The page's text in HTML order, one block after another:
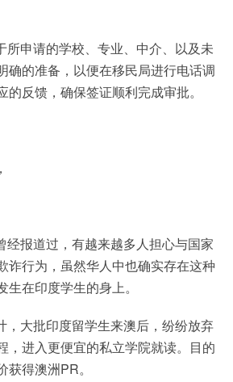
所申请的学校、专业、中介、以及未
确的准备，以便在移民局进行电话调
反馈，确保签证顺利完成审批。
经报道过，有越来越多人担心与国家
诈行为，虽然华人中也确实存在这种
在印度学生的身上。
，大批印度留学生来澳后，纷纷放弃
，进入更便宜的私立学院就读。目的
得澳洲PR。